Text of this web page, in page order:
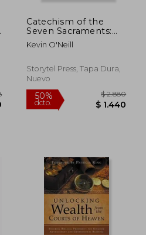
50%
dcto.
Catechism of the
Seven Sacraments:
Building Blocks of
Faith Series (en
Kevin O'Neill
Storytel Press, Tapa Dura,
Nuevo